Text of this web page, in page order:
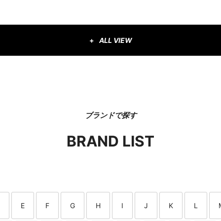
ALL VIEW
ブランドで探す
BRAND LIST
E F G H I J K L